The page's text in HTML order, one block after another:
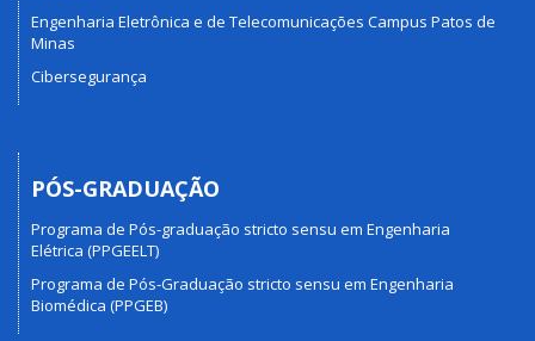
Engenharia Eletrônica e de Telecomunicações Campus Patos de
Minas
Cibersegurança
PÓS-GRADUAÇÃO
Programa de Pós-graduação stricto sensu em Engenharia
Elétrica (PPGEELT)
Programa de Pós-Graduação stricto sensu em Engenharia
Biomédica (PPGEB)